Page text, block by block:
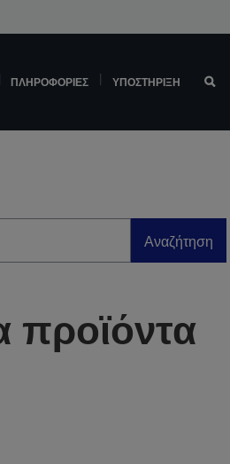
ΠΛΗΡΟΦΟΡΊΕΣ ΥΠΟΣΤΉΡΙΞΗ
Αναζήτηση
προϊόντα